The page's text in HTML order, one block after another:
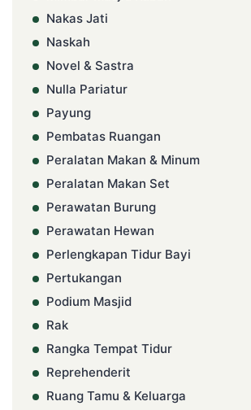
Nakas Jati
Naskah
Novel & Sastra
Nulla Pariatur
Payung
Pembatas Ruangan
Peralatan Makan & Minum
Peralatan Makan Set
Perawatan Burung
Perawatan Hewan
Perlengkapan Tidur Bayi
Pertukangan
Podium Masjid
Rak
Rangka Tempat Tidur
Reprehenderit
Ruang Tamu & Keluarga